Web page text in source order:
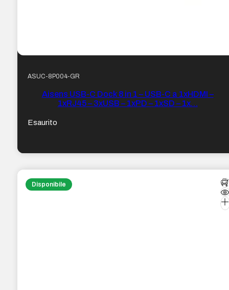
ASUC-8P004-GR
Aisens USB-C Dock 8 in 1 – USB-C a 1xHDMI –
1xRJ45 – 3xUSB – 1xPD – 1xSD – 1x…
Esaurito
Disponibile